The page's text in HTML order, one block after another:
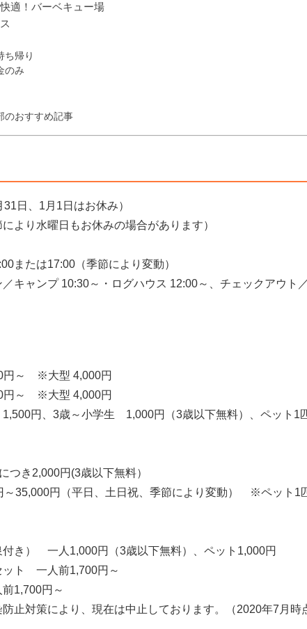
適！バーベキュー場
ち帰り
のみ
のおすすめ記事
31日、1月1日はお休み）
により水曜日もお休みの場合があります）
または17:00（季節により変動）
キャンプ 10:30～・ログハウス 12:00～、チェックアウト
円～ ※大型 4,000円
円～ ※大型 4,000円
円、3歳～小学生 1,000円（3歳以下無料）、ペット1
き2,000円(3歳以下無料）
35,000円（平日、土日祝、季節により変動） ※ペット1
付き） 一人1,000円（3歳以下無料）、ペット1,000円
ット 一人前1,700円～
1,700円～
止対策により、現在は中止しております。（2020年7月時